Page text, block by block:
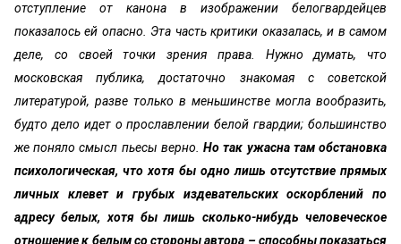
отступление от канона в изображении белогвардейцев
показалось ей опасно. Эта часть критики оказалась, и в самом
деле, со своей точки зрения права. Нужно думать, что
московская публика, достаточно знакомая с советской
литературой, разве только в меньшинстве могла вообразить,
будто дело идет о прославлении белой гвардии; большинство
же поняло смысл пьесы верно. Но так ужасна там обстановка
психологическая, что хотя бы одно лишь отсутствие прямых
личных клевет и грубых издевательских оскорблений по
адресу белых, хотя бы лишь сколько-нибудь человеческое
отношение к белым со стороны автора – способны показаться